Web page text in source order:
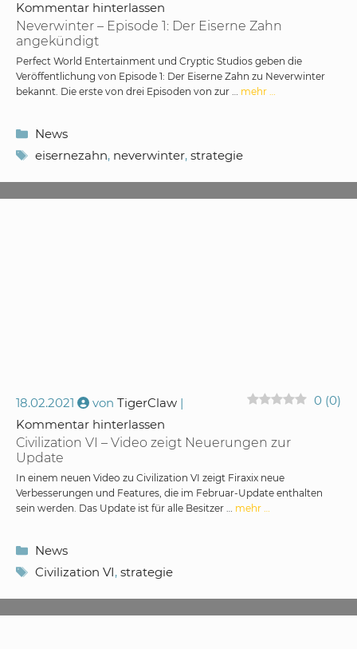
Neverwinter – Episode 1: Der Eiserne Zahn
angekündigt
Kommentar hinterlassen
Perfect World Entertainment und Cryptic Studios geben die
Veröffentlichung von Episode 1: Der Eiserne Zahn zu Neverwinter
bekannt. Die erste von drei Episoden von zur … mehr …
Kategorien
News
Schlagwörter
eisernezahn, neverwinter, strategie
Civilization VI – Video zeigt Neuerungen zur
Update
18.02.2021 von TigerClaw 0 (0)
Kommentar hinterlassen
In einem neuen Video zu Civilization VI zeigt Firaxix neue
Verbesserungen und Features, die im Februar-Update enthalten
sein werden. Das Update ist für alle Besitzer … mehr …
Kategorien
News
Schlagwörter
Civilization VI, strategie